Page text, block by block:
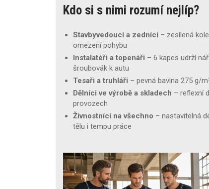
Kdo si s nimi rozumí nejlíp?
Stavbyvedoucí a zedníci – zesílená
omezení pohybu
Instalatéři a topenáři – 6 kapes udrží
šroubovák k autu
Tesaři a truhláři – pevná bavlna 275 g/
Dělníci ve výrobě a skladech – reflexní
provozech
Živnostníci na všechno – nastavitelná
tělu i tempu práce